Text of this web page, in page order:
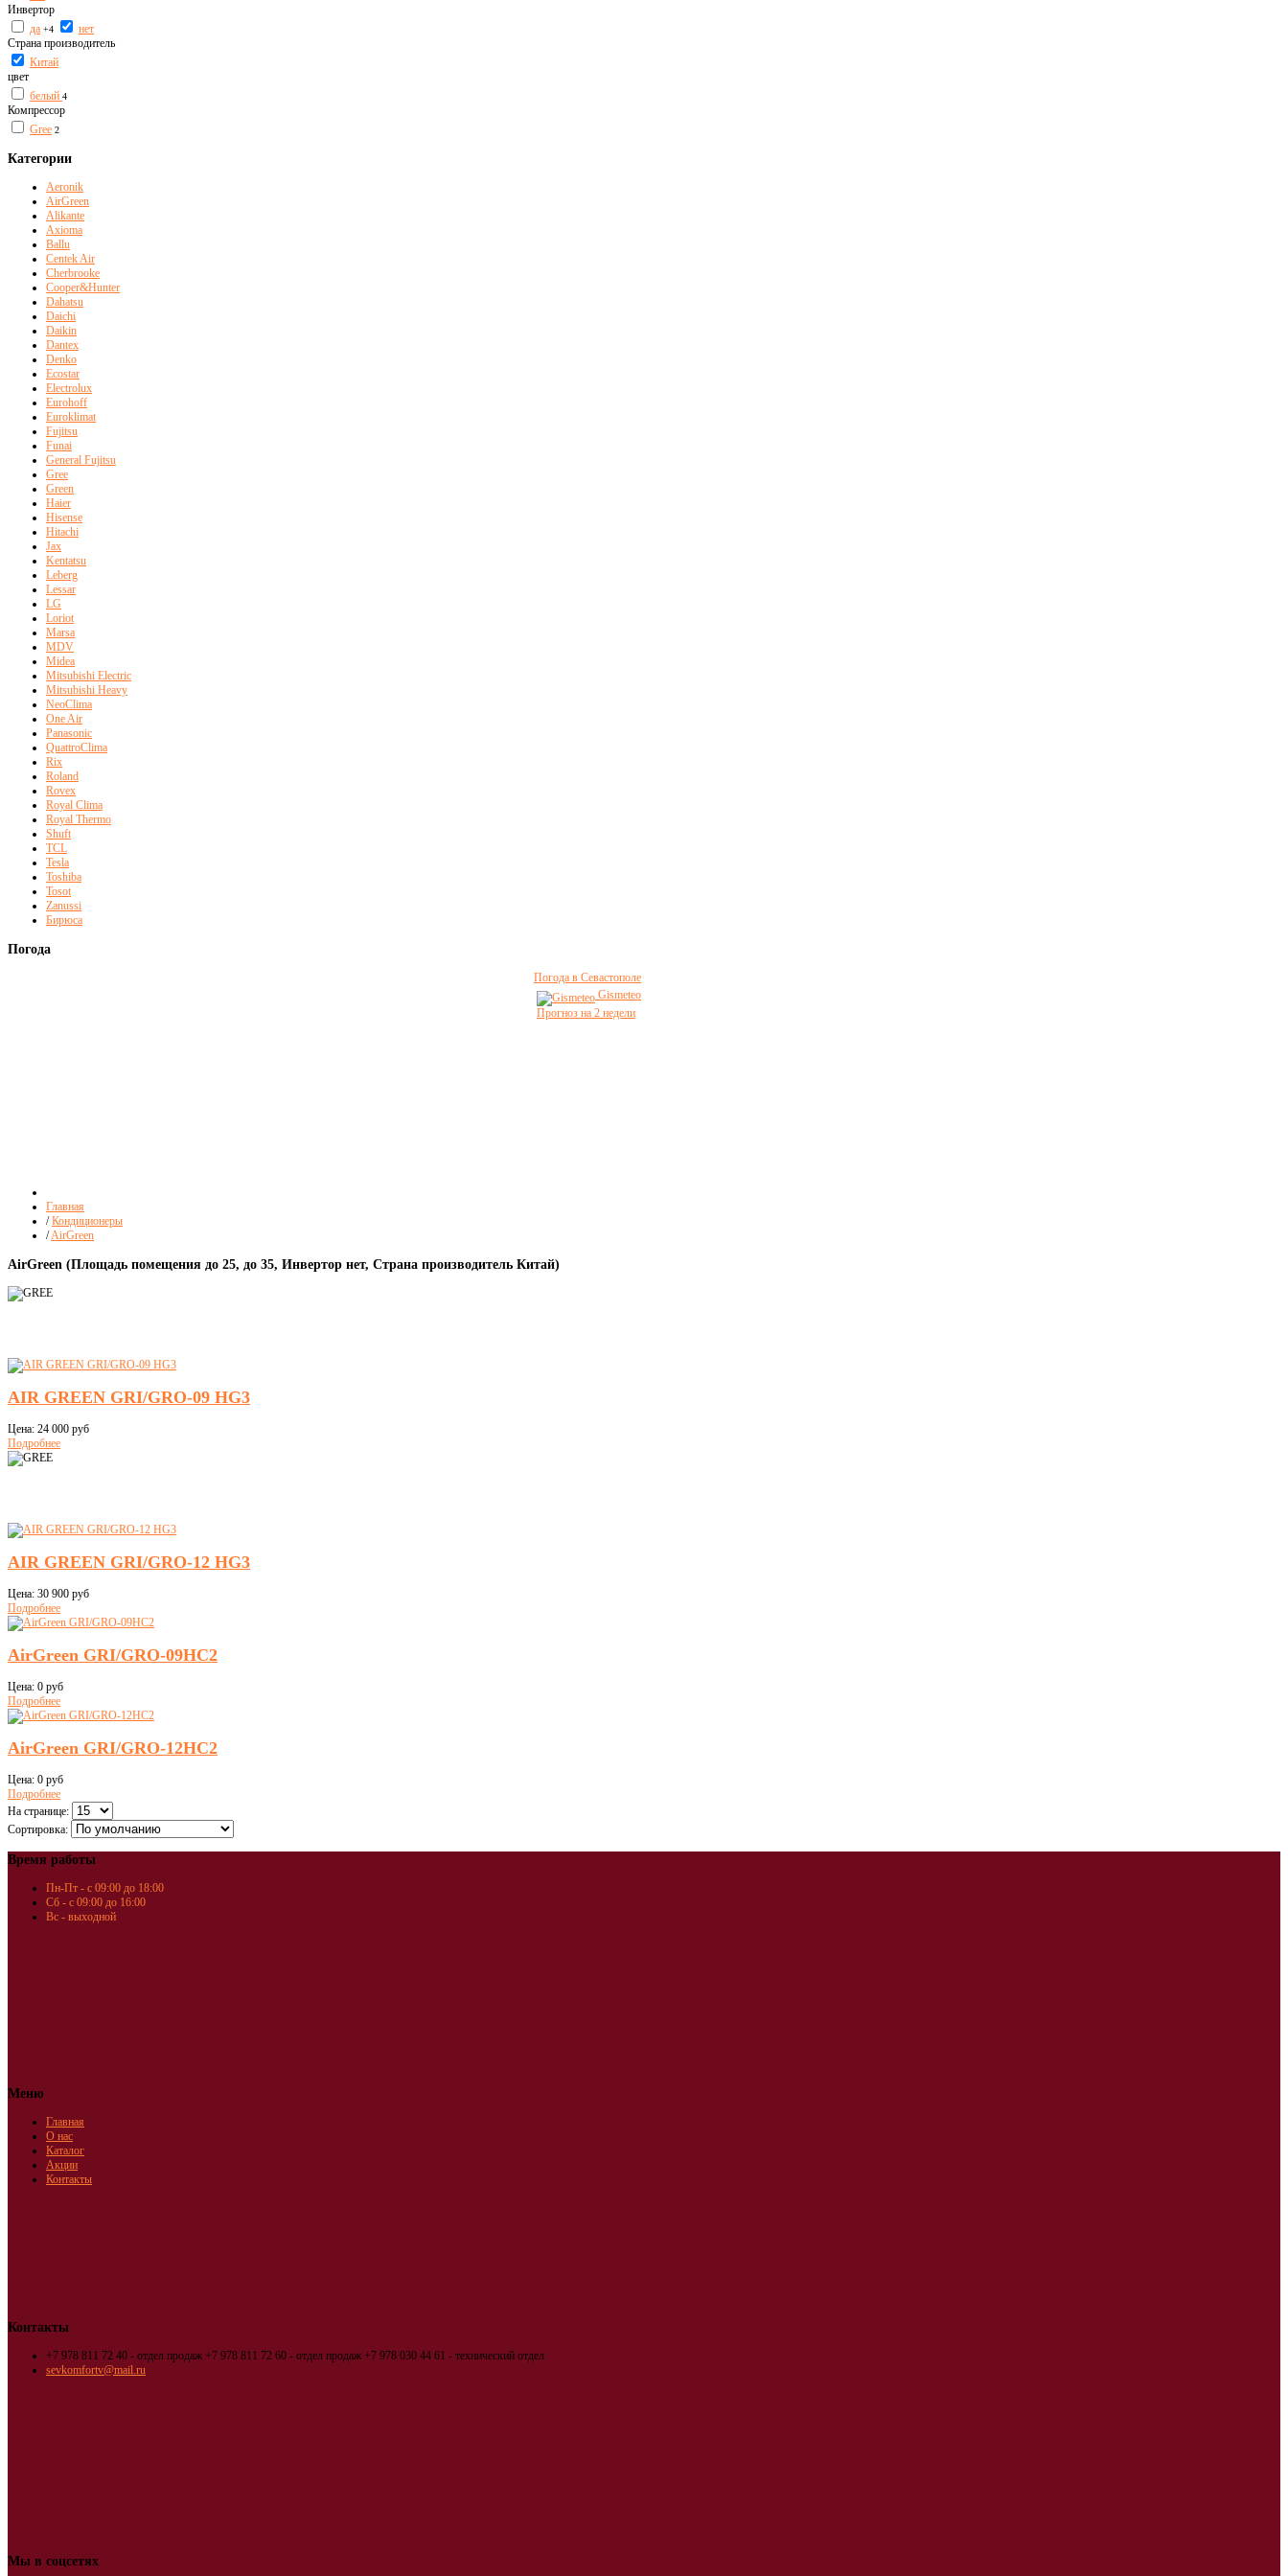
Инвертор
да +4
нет
Страна производитель
Китай
цвет
белый 4
Компрессор
Gree 2
Категории
Aeronik
AirGreen
Alikante
Axioma
Ballu
Centek Air
Cherbrooke
Cooper&Hunter
Dahatsu
Daichi
Daikin
Dantex
Denko
Ecostar
Electrolux
Eurohoff
Euroklimat
Fujitsu
Funai
General Fujitsu
Gree
Green
Haier
Hisense
Hitachi
Jax
Kentatsu
Leberg
Lessar
LG
Loriot
Marsa
MDV
Midea
Mitsubishi Electric
Mitsubishi Heavy
NeoClima
One Air
Panasonic
QuattroClima
Rix
Roland
Rovex
Royal Clima
Royal Thermo
Shuft
TCL
Tesla
Toshiba
Tosot
Zanussi
Бирюса
Погода
Погода в Севастополе
Gismeteo
Прогноз на 2 недели
Главная
/ Кондиционеры
/AirGreen
AirGreen (Площадь помещения до 25, до 35, Инвертор нет, Страна производитель Китай)
AIR GREEN GRI/GRO-09 HG3
Цена: 24 000 руб
Подробнее
AIR GREEN GRI/GRO-12 HG3
Цена: 30 900 руб
Подробнее
AirGreen GRI/GRO-09HC2
Цена: 0 руб
Подробнее
AirGreen GRI/GRO-12HC2
Цена: 0 руб
Подробнее
На странице:
Сортировка:
Время работы
Пн-Пт - с 09:00 до 18:00
Сб - с 09:00 до 16:00
Вс - выходной
Меню
Главная
О нас
Каталог
Акции
Контакты
Контакты
+7 978 811 72 40 - отдел продаж +7 978 811 72 60 - отдел продаж +7 978 030 44 61 - технический отдел
sevkomfortv@mail.ru
Мы в соцсетях